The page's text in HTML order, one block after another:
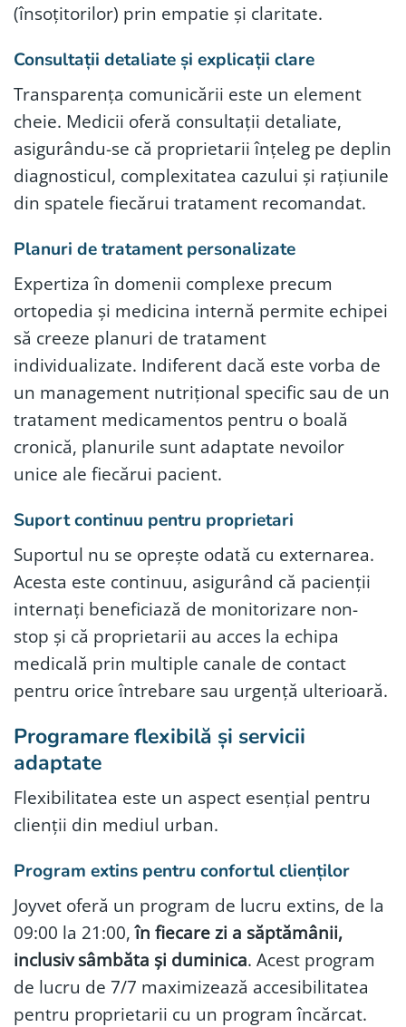
(însoțitorilor) prin empatie și claritate.
Consultații detaliate și explicații clare
Transparența comunicării este un element
cheie. Medicii oferă consultații detaliate,
asigurându-se că proprietarii înțeleg pe deplin
diagnosticul, complexitatea cazului și rațiunile
din spatele fiecărui tratament recomandat.
Planuri de tratament personalizate
Expertiza în domenii complexe precum
ortopedia și medicina internă permite echipei
să creeze planuri de tratament
individualizate. Indiferent dacă este vorba de
un management nutrițional specific sau de un
tratament medicamentos pentru o boală
cronică, planurile sunt adaptate nevoilor
unice ale fiecărui pacient.
Suport continuu pentru proprietari
Suportul nu se oprește odată cu externarea.
Acesta este continuu, asigurând că pacienții
internați beneficiază de monitorizare non-
stop și că proprietarii au acces la echipa
medicală prin multiple canale de contact
pentru orice întrebare sau urgență ulterioară.
Programare flexibilă și servicii
adaptate
Flexibilitatea este un aspect esențial pentru
clienții din mediul urban.
Program extins pentru confortul clienților
Joyvet oferă un program de lucru extins, de la
09:00 la 21:00,în fiecare zi a săptămânii,
inclusiv sâmbăta și duminica. Acest program
de lucru de 7/7 maximizează accesibilitatea
pentru proprietarii cu un program încărcat.